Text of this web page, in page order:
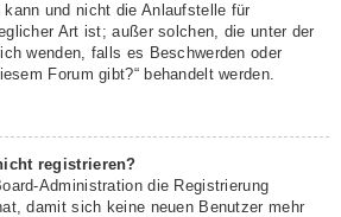
kann und nicht die Anlaufstelle für
Art ist; außer solchen, die unter der
wenden, falls es Beschwerden oder
Forum gibt?“ behandelt werden.
registrieren?
Administration die Registrierung
damit sich keine neuen Benutzer mehr